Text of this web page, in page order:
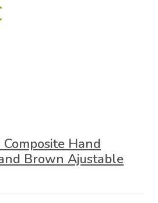
Hand
Brown Ajustable